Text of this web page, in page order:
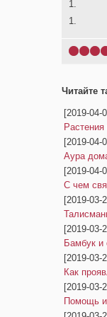
1.
1.
Читайте
[2019-04-
[2019-04-
Аура
[2019-04-
С чем
[2019-03-
[2019-03-
Бамбук и
[2019-03-
Как
[2019-03-
Помощь